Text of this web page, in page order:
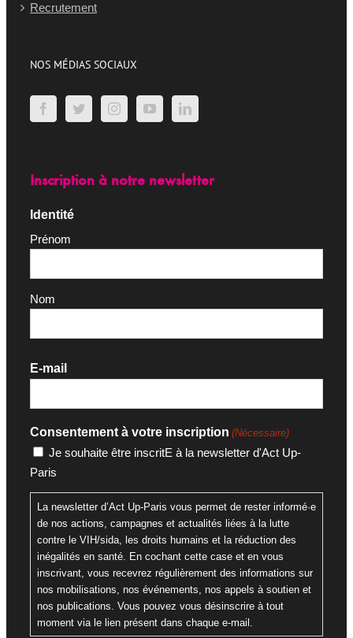
Recrutement
NOS MÉDIAS SOCIAUX
Inscription à notre newsletter
Identité
Prénom
Nom
E-mail
Consentement à votre inscription (Nécessaire)
Je souhaite être inscritE à la newsletter d'Act Up-
Paris
La newsletter d’Act Up-Paris vous permet de rester informé·e
de nos actions, campagnes et actualités liées à la lutte
contre le VIH/sida, les droits humains et la réduction des
inégalités en santé. En cochant cette case et en vous
inscrivant, vous recevrez régulièrement des informations sur
nos mobilisations, nos événements, nos appels à soutien et
nos publications. Vous pouvez vous désinscrire à tout
moment via le lien présent dans chaque e-mail.